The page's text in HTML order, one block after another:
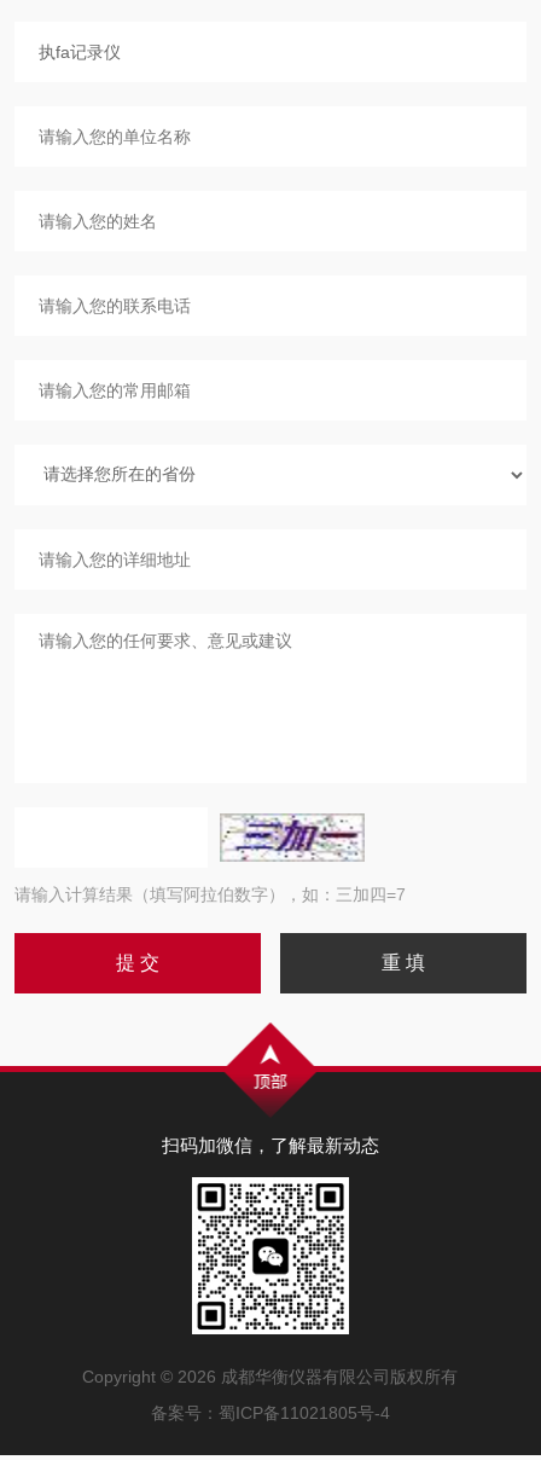
请输入计算结果（填写阿拉伯数字），如：三加四=7
扫码加微信，了解最新动态
Copyright © 2026 成都华衡仪器有限公司版权所有
备案号： 蜀ICP备11021805号-4